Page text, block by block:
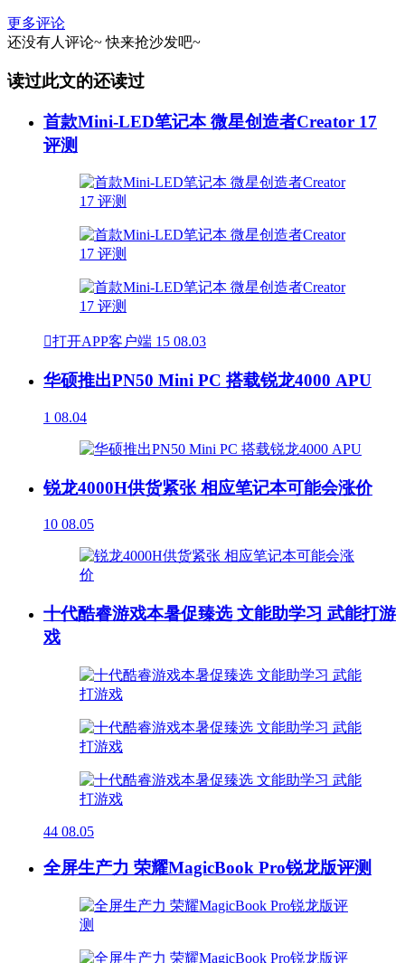
更多评论
还没有人评论~ 快来抢沙发吧~
读过此文的还读过
首款Mini-LED笔记本 微星创造者Creator 17
评测
打开APP客户端 15 08.03
华硕推出PN50 Mini PC 搭载锐龙4000 APU
1 08.04
锐龙4000H供货紧张 相应笔记本可能会涨价
10 08.05
十代酷睿游戏本暑促臻选 文能助学习 武能打游
戏
44 08.05
全屏生产力 荣耀MagicBook Pro锐龙版评测